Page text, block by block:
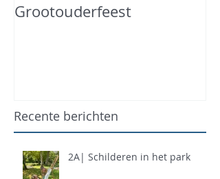
Grootouderfeest
Recente berichten
2A| Schilderen in het park